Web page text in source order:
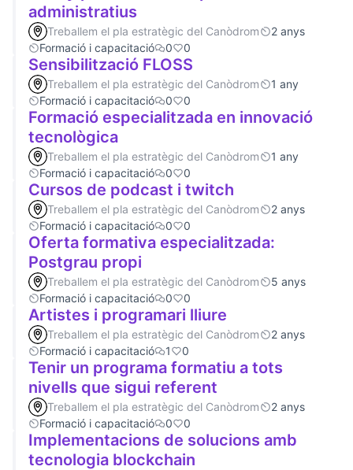
administratius
Treballem el pla estratègic del Canòdrom
2 anys
Formació i capacitació
0 0
Sensibilització FLOSS
Treballem el pla estratègic del Canòdrom
1 any
Formació i capacitació
0 0
Formació especialitzada en innovació
tecnològica
Treballem el pla estratègic del Canòdrom
1 any
Formació i capacitació
0 0
Cursos de podcast i twitch
Treballem el pla estratègic del Canòdrom
2 anys
Formació i capacitació
0 0
Oferta formativa especialitzada:
Postgrau propi
Treballem el pla estratègic del Canòdrom
5 anys
Formació i capacitació
0 0
Artistes i programari lliure
Treballem el pla estratègic del Canòdrom
2 anys
Formació i capacitació
1 0
Tenir un programa formatiu a tots
nivells que sigui referent
Treballem el pla estratègic del Canòdrom
2 anys
Formació i capacitació
0 0
Implementacions de solucions amb
tecnologia blockchain